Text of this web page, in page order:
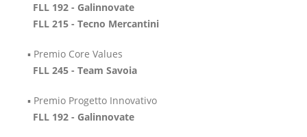
FLL 192 - Galinnovate
FLL 215 - Tecno Mercantini
▪️ Premio Core Values
FLL 245 - Team Savoia
▪️ Premio Progetto Innovativo
FLL 192 - Galinnovate